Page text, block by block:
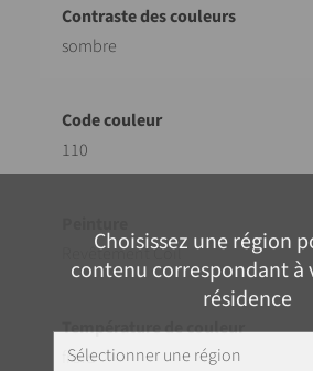
Choisissez une région
contenu correspondant à
résidence
Sélectionner une région
sombre
110
Revêtement Coil
froid